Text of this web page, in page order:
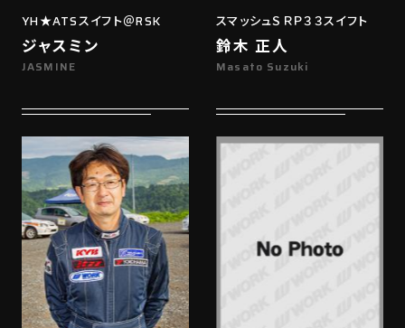
YH★ATSスイフト＠RSK
ジャスミン
JASMINE
スマッシュＳＲＰ３３スイフト
鈴木 正人
Masato Suzuki